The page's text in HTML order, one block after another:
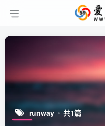
runway 共1篇